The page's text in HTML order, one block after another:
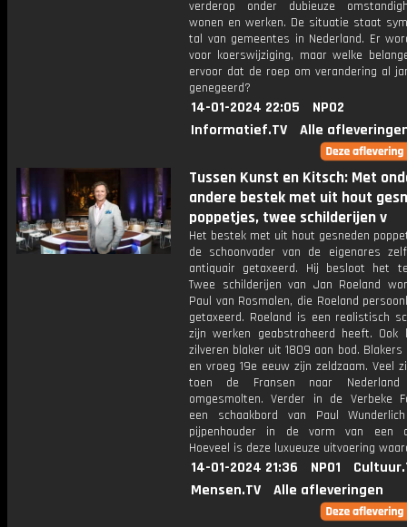
verderop onder dubieuze
wonen en werken. De situatie staat
tal van gemeentes in Nederland. Er
voor koerswijziging, maar welke
ervoor dat de roep om verandering al
genegeerd?
14-01-2024 22:05
NPO2
Informatief.TV
Alle
Tussen Kunst en Kitsch: Met
andere bestek met uit hout
poppetjes, twee schilderijen v
Het bestek met uit hout gesneden
de schoonvader van de eigenares
antiquair getaxeerd. Hij besloot het
Twee schilderijen van Jan Roeland
Paul van Rosmalen, die Roeland
getaxeerd. Roeland is een realistisch
zijn werken geabstraheerd heeft. Ook
zilveren blaker uit 1809 aan bod. Blakers
en vroeg 19e eeuw zijn zeldzaam. Veel
toen de Fransen naar Nederland
omgesmolten. Verder in de Verbeke
een schaakbord van Paul
pijpenhouder in de vorm van een
Hoeveel is deze luxueuze uitvoering
14-01-2024 21:36 NPO1
Mensen.TV
Alle afleveringen